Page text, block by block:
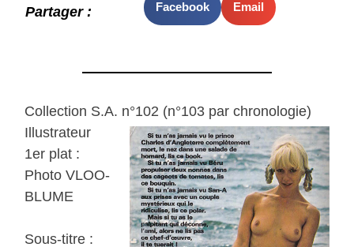
Partager : Facebook Email
Collection S.A. n°102 (n°103 par chronologie)
Illustrateur
1er plat :
Photo VLOO-
BLUME
Sous-titre :